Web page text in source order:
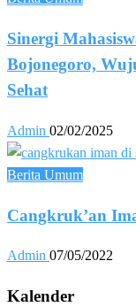
Sinergi
Bojonegoro,
Sehat
Admin 02/02/2025
Berita Umum
Cangkruk’an
Admin 07/05/2022
Kalender